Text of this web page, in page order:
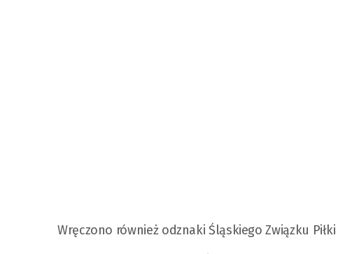
Wręczono również odznaki Śląskiego Związku